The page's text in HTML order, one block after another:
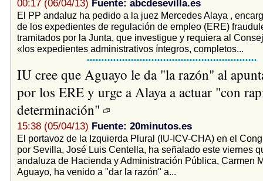
00:17 (06/04/13) Fuente: abcdesevilla.es
El PP andaluz ha pedido a la juez Mercedes Alaya ,
de los expedientes de regulación de empleo (ERE)
tramitados por la Junta, que investigue y requiera al
«los expedientes administrativos íntegros, completos...
IU cree que Aguayo le da "la razón" al
por los ERE y urge a Alaya a actuar "con
determinación"
15:38 (05/04/13) Fuente: 20minutos.es
El portavoz de la Izquierda Plural (IU-ICV-CHA) en el
por Sevilla, José Luis Centella, ha señalado este viernes
andaluza de Hacienda y Administración Pública, Carmen
Aguayo, ha venido a "dar la razón" a...